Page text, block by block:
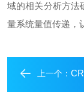
域的相关分析方法
量系统量值传递，
上一个：